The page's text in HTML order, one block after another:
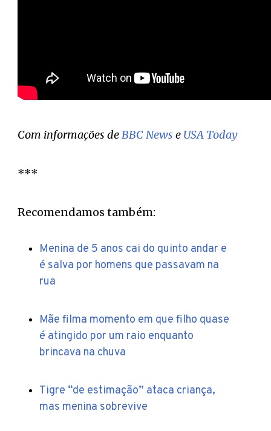
Com informações deBBC News e USA Today
***
Recomendamos também:
Menina de 5 anos cai do quinto andar e
é salva por homens que passavam na
rua
Mãe filma momento em que filho quase
é atingido por um raio enquanto
brincava na chuva
Tigre “de estimação” ataca criança,
mas menina sobrevive